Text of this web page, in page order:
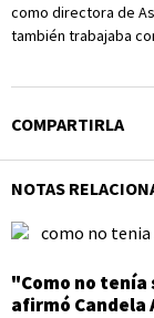
como directora de
también trabajaba
COMPARTIRLA
NOTAS
"Como no tenía
afirmó Candela